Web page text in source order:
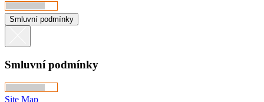
Smluvní podmínky
Smluvní podmínky
Site Map